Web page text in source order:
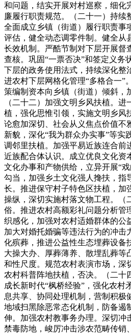
和问题，结实开展对村巡察，细化
廉履行职责规范。（二十一）持续
全面成立乡镇（街道）履行职责事
评估，健全动态调零件制。健全从
长效机制。严酷节制对下层开展督
查核。巩固“一票否决”和签定义务
下层的政务使用法式，持续深化整
进农村下层网格化管理“多格合一”
策编制资本向乡镇（街道）倾斜，
（二十二）加强文明乡风扶植。
植，强化思惟引领，实施文明乡风
论愈加深切、社会从义焦点价值不
新貌，深化“我为群众办实事”等实
调邻里扶植。加强平易近族连合前
近族配合体认识。成立优良文化资
文化办事和产物供给，立异开展“
勾当，加强乡土文化强人搀扶，指
长。推进保守村子特色区扶植，加
操纵，深切实施村落文物工程。（
俗。推进农村高额彩礼问题分析管
织感化，加强对农村适婚群体的公
加大对婚托婚骗等违法行为的冲击
化殡葬，推进公益性生态埋葬设备
大操大办、厚葬薄养、散埋乱葬等
和性尺度。规范农村表演市场，深
农村科普阵地扶植，否决。（二十
成长新时代“枫桥经验”，强化农村
息共享、协同处理机制，营制积极
地域扫黑除恶常态化机制，防备遏
伸。加强农村教事务办理。深切冲
禁毒防地，峻厉冲击涉农范畴传销